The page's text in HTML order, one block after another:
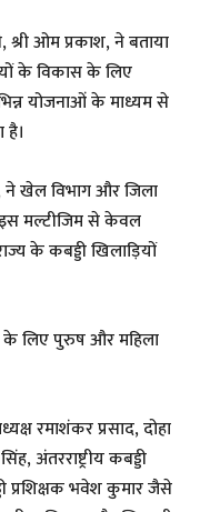
ओम प्रकाश, ने बताया
के विकास के लिए
योजनाओं के माध्यम से
ने खेल विभाग और जिला
मल्टीजिम से केवल
के कबड्डी खिलाड़ियों
के लिए पुरुष और महिला
रमाशंकर प्रसाद, दोहा
अंतरराष्ट्रीय कबड्डी
प्रशिक्षक भवेश कुमार जैसे